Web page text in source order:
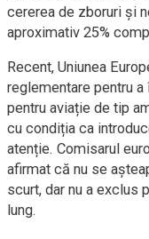
cererea de zboruri și
aproximativ 25%
Recent, Uniunea
reglementare pentru
pentru aviație de tip
cu condiția ca
atenție. Comisarul
afirmat că nu se
scurt, dar nu a exclus
lung.